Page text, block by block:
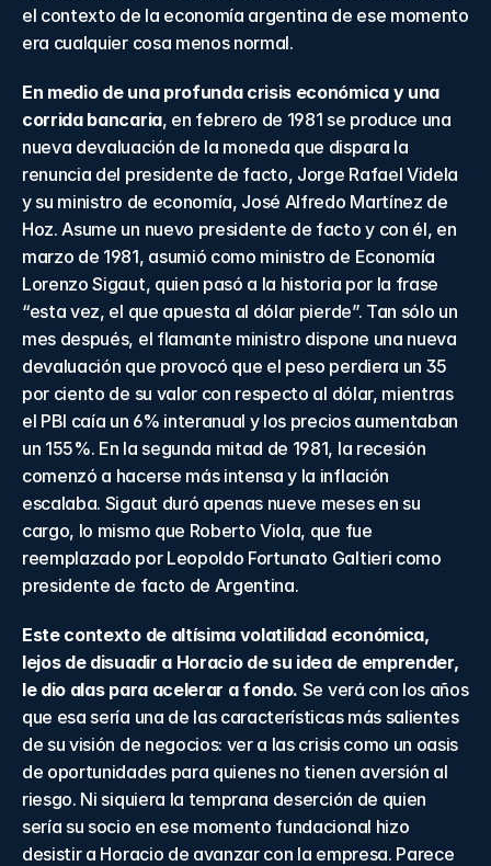
el contexto de la economía argentina de ese momento
era cualquier cosa menos normal.
En medio de una profunda crisis económica y una
corrida bancaria, en febrero de 1981 se produce una
nueva devaluación de la moneda que dispara la
renuncia del presidente de facto, Jorge Rafael Videla
y su ministro de economía, José Alfredo Martínez de
Hoz. Asume un nuevo presidente de facto y con él, en
marzo de 1981, asumió como ministro de Economía
Lorenzo Sigaut, quien pasó a la historia por la frase
“esta vez, el que apuesta al dólar pierde”. Tan sólo un
mes después, el flamante ministro dispone una nueva
devaluación que provocó que el peso perdiera un 35
por ciento de su valor con respecto al dólar, mientras
el PBI caía un 6% interanual y los precios aumentaban
un 155%. En la segunda mitad de 1981, la recesión
comenzó a hacerse más intensa y la inflación
escalaba. Sigaut duró apenas nueve meses en su
cargo, lo mismo que Roberto Viola, que fue
reemplazado por Leopoldo Fortunato Galtieri como
presidente de facto de Argentina.
Este contexto de altísima volatilidad económica,
lejos de disuadir a Horacio de su idea de emprender,
le dio alas para acelerar a fondo. Se verá con los años
que esa sería una de las características más salientes
de su visión de negocios: ver a las crisis como un oasis
de oportunidades para quienes no tienen aversión al
riesgo. Ni siquiera la temprana deserción de quien
sería su socio en ese momento fundacional hizo
desistir a Horacio de avanzar con la empresa. Parece